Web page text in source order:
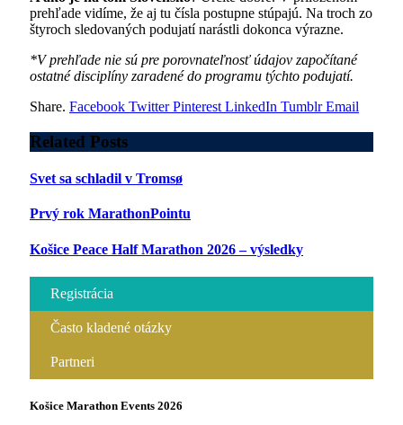
prehľade vidíme, že aj tu čísla postupne stúpajú. Na troch zo
štyroch sledovaných podujatí narástli dokonca výrazne.
*V prehľade nie sú pre porovnateľnosť údajov započítané
ostatné disciplíny zaradené do programu týchto podujatí.
Share. Facebook Twitter Pinterest LinkedIn Tumblr Email
Related Posts
Svet sa schladil v Tromsø
Prvý rok MarathonPointu
Košice Peace Half Marathon 2026 – výsledky
Registrácia
Často kladené otázky
Partneri
Košice Marathon Events 2026